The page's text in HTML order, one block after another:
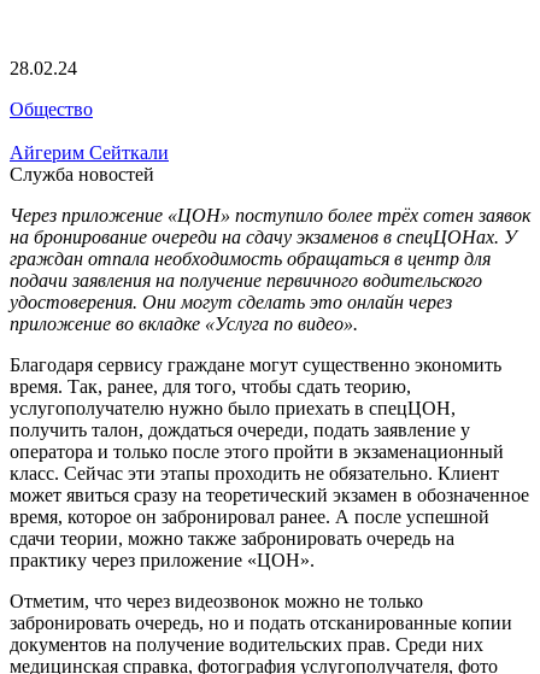
28.02.24
Общество
Айгерим Сейткали
Служба новостей
Через приложение «ЦОН» поступило более трёх сотен заявок
на бронирование очереди на сдачу экзаменов в спецЦОНах. У
граждан отпала необходимость обращаться в центр для
подачи заявления на получение первичного водительского
удостоверения. Они могут сделать это онлайн через
приложение во вкладке «Услуга по видео».
Благодаря сервису граждане могут существенно экономить
время. Так, ранее, для того, чтобы сдать теорию,
услугополучателю нужно было приехать в спецЦОН,
получить талон, дождаться очереди, подать заявление у
оператора и только после этого пройти в экзаменационный
класс. Сейчас эти этапы проходить не обязательно. Клиент
может явиться сразу на теоретический экзамен в обозначенное
время, которое он забронировал ранее. А после успешной
сдачи теории, можно также забронировать очередь на
практику через приложение «ЦОН».
Отметим, что через видеозвонок можно не только
забронировать очередь, но и подать отсканированные копии
документов на получение водительских прав. Среди них
медицинская справка, фотография услугополучателя, фото